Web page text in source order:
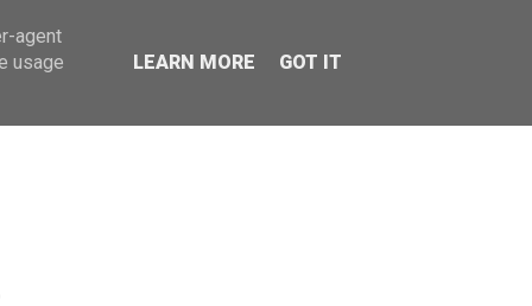
SOBRE MI
agent
usage
LEARN MORE GOT IT